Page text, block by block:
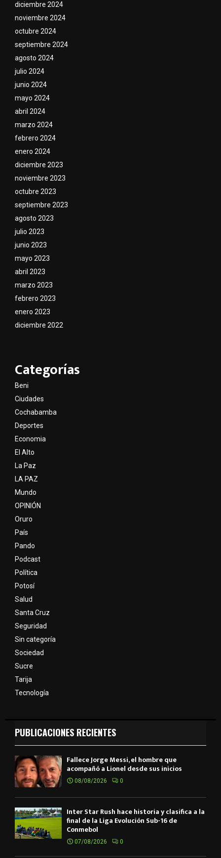
diciembre 2024
noviembre 2024
octubre 2024
septiembre 2024
agosto 2024
julio 2024
junio 2024
mayo 2024
abril 2024
marzo 2024
febrero 2024
enero 2024
diciembre 2023
noviembre 2023
octubre 2023
septiembre 2023
agosto 2023
julio 2023
junio 2023
mayo 2023
abril 2023
marzo 2023
febrero 2023
enero 2023
diciembre 2022
Categorías
Beni
Ciudades
Cochabamba
Deportes
Economia
El Alto
La Paz
LA PAZ
Mundo
OPINIÓN
Oruro
País
Pando
Podcast
Política
Potosí
Salud
Santa Cruz
Seguridad
Sin categoría
Sociedad
Sucre
Tarija
Tecnología
PUBLICACIONES RECIENTES
Fallece Jorge Messi, el hombre que
acompañó a Lionel desde sus inicios
08/08/2026 0
Inter Star Rush hace historia y clasifica a la
final de la Liga Evolución Sub-16 de
Conmebol
07/08/2026 0